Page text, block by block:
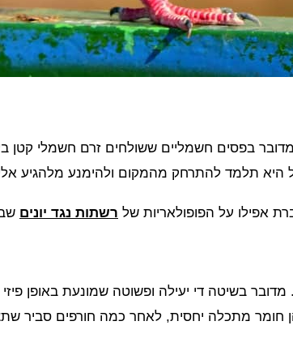
בפסים חשמליים ששולחים זרם חשמלי
תלמד להתרחק מהמקום ולהימנע מלהגיע
אפילו על הפופולאריות של רשתות נגד יונים
בשיטה די יעילה ופשוטה שמונעת באופן
מתכלה יחסית, לאחר כמה חורפים סביר